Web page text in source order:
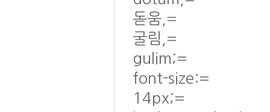
돋움,=
굴림,=
gulim;=
font-size:=
14px;=